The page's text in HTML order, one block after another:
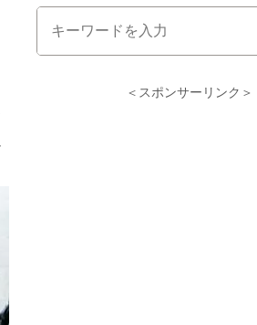
＜スポンサーリンク＞